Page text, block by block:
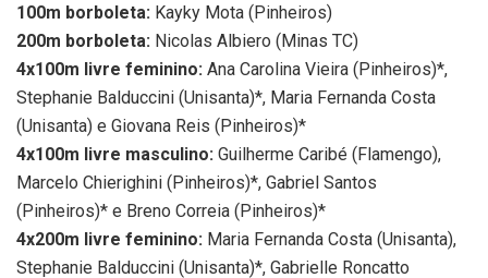
100m borboleta: Kayky Mota (Pinheiros)
200m borboleta: Nicolas Albiero (Minas TC)
4x100m livre feminino: Ana Carolina Vieira (Pinheiros)*,
Stephanie Balduccini (Unisanta)*, Maria Fernanda Costa
(Unisanta) e Giovana Reis (Pinheiros)*
4x100m livre masculino: Guilherme Caribé (Flamengo),
Marcelo Chierighini (Pinheiros)*, Gabriel Santos
(Pinheiros)* e Breno Correia (Pinheiros)*
4x200m livre feminino: Maria Fernanda Costa (Unisanta),
Stephanie Balduccini (Unisanta)*, Gabrielle Roncatto